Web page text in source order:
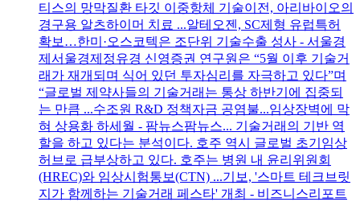
티스의 망막질환 타깃 이중항체 기술이전, 아리바이오의
경구용 알츠하이머 치료 ...알테오젠, SC제형 유럽특허
확보…한미·오스코텍은 조단위 기술수출 성사 - 서울경
제서울경제정유경 신영증권 연구원은 “5월 이후 기술거
래가 재개되며 식어 있던 투자심리를 자극하고 있다”며
“글로벌 제약사들의 기술거래는 통상 하반기에 집중되
는 만큼 ...수조원 R&D 정책자금 공염불...임상장벽에 막
혀 상용화 하세월 - 팜뉴스팜뉴스... 기술거래의 기반 역
할을 하고 있다는 분석이다. 호주 역시 글로벌 초기임상
허브로 급부상하고 있다. 호주는 병원 내 윤리위원회
(HREC)와 임상시험통보(CTN) ...기보, '스마트 테크브릿
지가 함께하는 기술거래 페스타' 개최 - 비즈니스리포트